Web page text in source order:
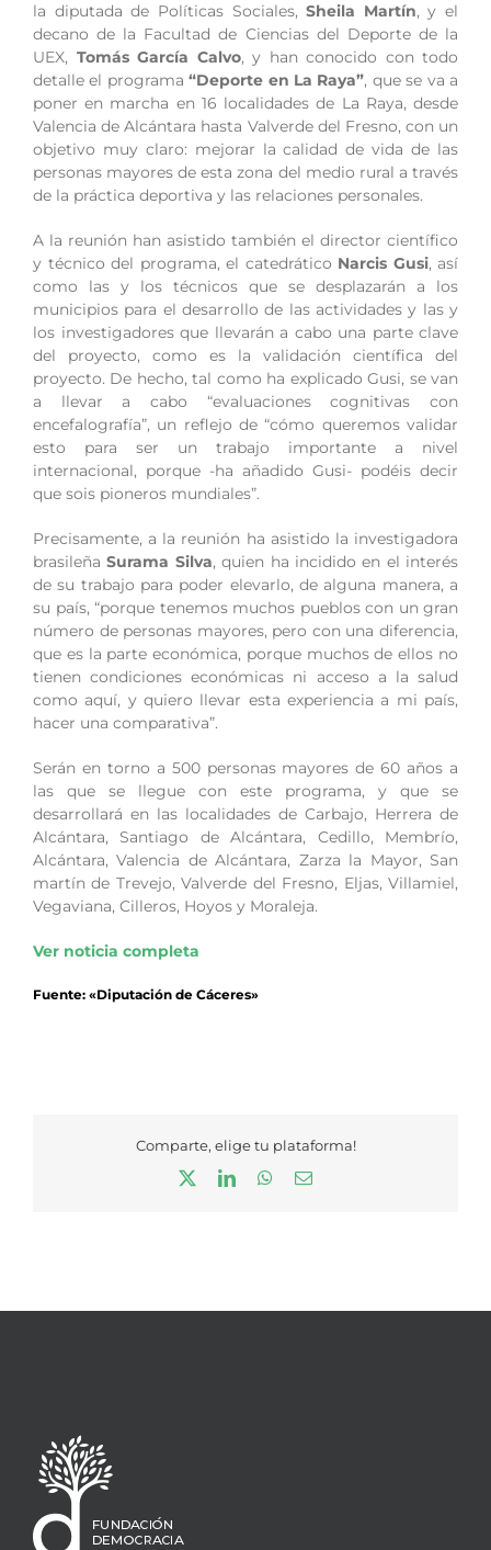
la diputada de Políticas Sociales,Sheila Martín, y el
decano de la Facultad de Ciencias del Deporte de la
UEX, Tomás García Calvo, y han conocido con todo
detalle el programa“Deporte en La Raya”, que se va a
poner en marcha en 16 localidades de La Raya, desde
Valencia de Alcántara hasta Valverde del Fresno, con un
objetivo muy claro: mejorar la calidad de vida de las
personas mayores de esta zona del medio rural a través
de la práctica deportiva y las relaciones personales.
A la reunión han asistido también el director científico
y técnico del programa, el catedrático Narcis Gusi, así
como las y los técnicos que se desplazarán a los
municipios para el desarrollo de las actividades y las y
los investigadores que llevarán a cabo una parte clave
del proyecto, como es la validación científica del
proyecto. De hecho, tal como ha explicado Gusi, se van
a llevar a cabo “evaluaciones cognitivas con
encefalografía”, un reflejo de “cómo queremos validar
esto para ser un trabajo importante a nivel
internacional, porque -ha añadido Gusi- podéis decir
que sois pioneros mundiales”.
Precisamente, a la reunión ha asistido la investigadora
brasileñaSurama Silva, quien ha incidido en el interés
de su trabajo para poder elevarlo, de alguna manera, a
su país, “porque tenemos muchos pueblos con un gran
número de personas mayores, pero con una diferencia,
que es la parte económica, porque muchos de ellos no
tienen condiciones económicas ni acceso a la salud
como aquí, y quiero llevar esta experiencia a mi país,
hacer una comparativa”.
Serán en torno a 500 personas mayores de 60 años a
las que se llegue con este programa, y que se
desarrollará en las localidades de Carbajo, Herrera de
Alcántara, Santiago de Alcántara, Cedillo, Membrío,
Alcántara, Valencia de Alcántara, Zarza la Mayor, San
martín de Trevejo, Valverde del Fresno, Eljas, Villamiel,
Vegaviana, Cilleros, Hoyos y Moraleja.
Ver noticia completa
Fuente: «Diputación de Cáceres»
Comparte, elige tu plataforma!
LinkedInWhatsApp
Correo